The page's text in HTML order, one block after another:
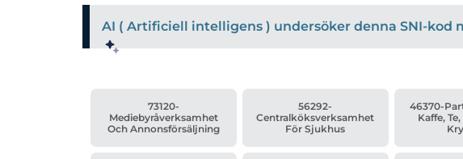
AI ( Artificiell intelligens ) undersöker denna SNI-kod
73120-
Mediebyråverksamhet
Och Annonsförsäljning
56292-
Centralköksverksamhet
För Sjukhus
46370-
Kaffe,